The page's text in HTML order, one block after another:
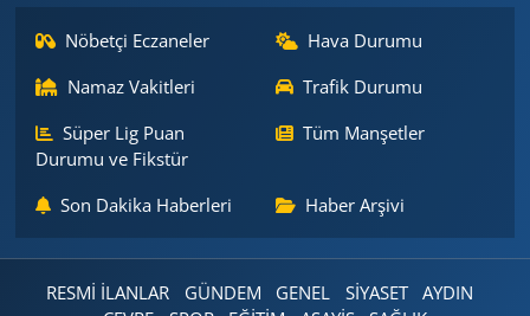
Nöbetçi Eczaneler
Hava Durumu
Namaz Vakitleri
Trafik Durumu
Süper Lig Puan
Durumu ve Fikstür
Tüm Manşetler
Son Dakika Haberleri Haber Arşivi
RESMİ İLANLAR GÜNDEM GENEL SİYASET
AYDIN